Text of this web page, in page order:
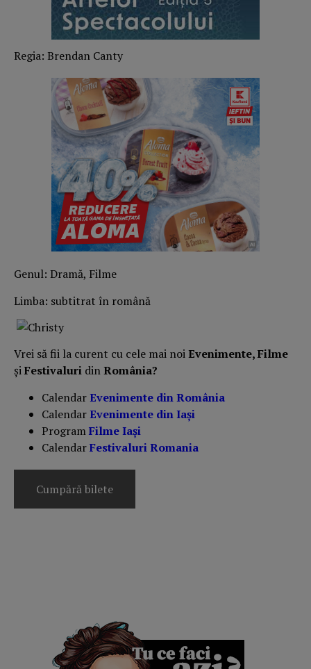
Regia: Brendan Canty
Genul: Dramă, Filme
Limba: subtitrat în română
Vrei să fii la curent cu cele mai noiEvenimente, Filme
șiFestivaluri dinRomânia?
CalendarEvenimente din România
CalendarEvenimente din Iași
ProgramFilme Iași
CalendarFestivaluri Romania
Cumpără bilete